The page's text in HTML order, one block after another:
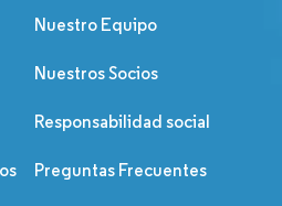
Nuestro Equipo
Nuestros Socios
Responsabilidad social
Preguntas Frecuentes